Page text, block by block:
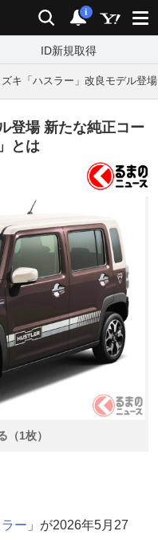
検索 通知
i
ID新規取得
ズキ「ハスラー」改良モデル登
登場 新たな純正コー
とは
（1枚）
ー 」が2026年5月27